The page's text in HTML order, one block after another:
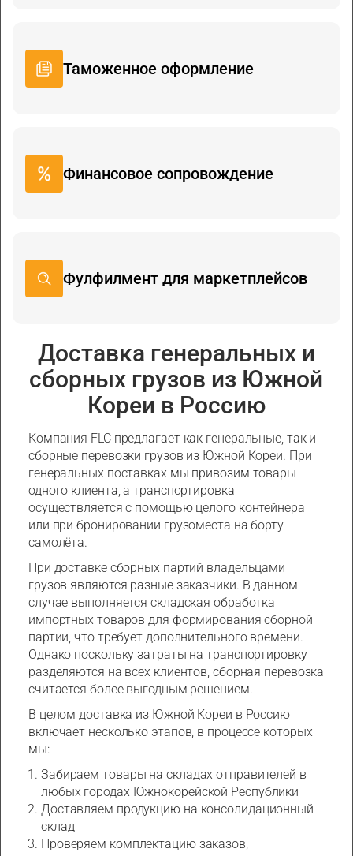
Таможенное оформление
Финансовое сопровождение
Фулфилмент для маркетплейсов
Доставка генеральных и
сборных грузов из Южной
Кореи в Россию
Компания FLC предлагает как генеральные, так и
сборные перевозки грузов из Южной Кореи. При
генеральных поставках мы привозим товары
одного клиента, а транспортировка
осуществляется с помощью целого контейнера
или при бронировании грузоместа на борту
самолёта.
При доставке сборных партий владельцами
грузов являются разные заказчики. В данном
случае выполняется складская обработка
импортных товаров для формирования сборной
партии, что требует дополнительного времени.
Однако поскольку затраты на транспортировку
разделяются на всех клиентов, сборная перевозка
считается более выгодным решением.
В целом доставка из Южной Кореи в Россию
включает несколько этапов, в процессе которых
мы:
Забираем товары на складах отправителей в
любых городах Южнокорейской Республики
Доставляем продукцию на консолидационный
склад
Проверяем комплектацию заказов,